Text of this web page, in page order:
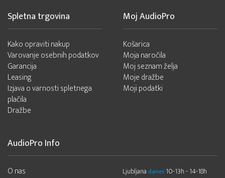
Spletna trgovina
Kako opraviti nakup
Varovanje osebnih podatkov
Garancija
Leasing
Izjava o varnosti spletnega
plačila
Dražbe
Moj AudioPro
Košarica
Moja naročila
Moj seznam želja
Moje dražbe
Moji podatki
AudioPro Info
O nas
Ljubljana danes 10-13h - 14-18h